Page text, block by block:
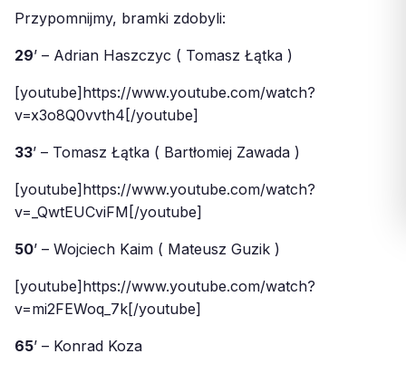
Przypomnijmy, bramki zdobyli:
29’ – Adrian Haszczyc ( Tomasz Łątka )
[youtube]https://www.youtube.com/watch?
v=x3o8Q0vvth4[/youtube]
33’ – Tomasz Łątka ( Bartłomiej Zawada )
[youtube]https://www.youtube.com/watch?
v=_QwtEUCviFM[/youtube]
50’ – Wojciech Kaim ( Mateusz Guzik )
[youtube]https://www.youtube.com/watch?
v=mi2FEWoq_7k[/youtube]
65’ – Konrad Koza